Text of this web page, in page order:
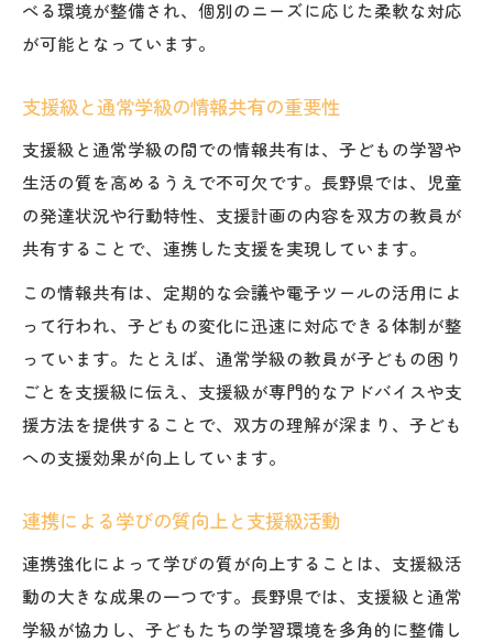
べる環境が整備され、個別のニーズに応じた柔軟な対応
が可能となっています。
支援級と通常学級の情報共有の重要性
支援級と通常学級の間での情報共有は、子どもの学習や
生活の質を高めるうえで不可欠です。長野県では、児童
の発達状況や行動特性、支援計画の内容を双方の教員が
共有することで、連携した支援を実現しています。
この情報共有は、定期的な会議や電子ツールの活用によ
って行われ、子どもの変化に迅速に対応できる体制が整
っています。たとえば、通常学級の教員が子どもの困り
ごとを支援級に伝え、支援級が専門的なアドバイスや支
援方法を提供することで、双方の理解が深まり、子ども
への支援効果が向上しています。
連携による学びの質向上と支援級活動
連携強化によって学びの質が向上することは、支援級活
動の大きな成果の一つです。長野県では、支援級と通常
学級が協力し、子どもたちの学習環境を多角的に整備し